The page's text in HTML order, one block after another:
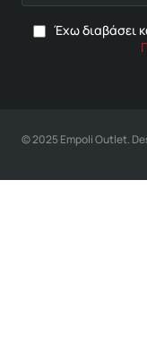
Έχω διαβάσει
© 2025 Empoli Outlet.